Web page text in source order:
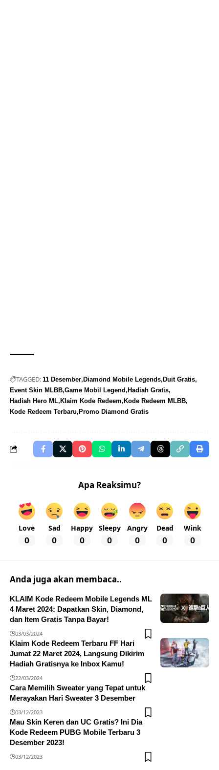
TAGGED: 11 Desember Diamond Mobile Legends Duit Gratis
Event Skin MLBB Game Mobil Legend Hadiah Gratis
Hadiah Hero ML Klaim Kode Redeem Kode Redeem MLBB
Kode Redeem Terbaru Promo Diamond Gratis
Apa Reaksimu?
Love
0
Sad
0
Happy
0
Sleepy
0
Angry
0
Dead
0
Wink
0
Anda juga akan membaca..
KLAIM Kode Redeem Mobile Legends ML
4 Maret 2024: Dapatkan Skin, Diamond,
dan Item Gratis Tanpa Bayar!
03/03/2024
Klaim Kode Redeem Terbaru FF Hari
Jumat 22 Maret 2024, Langsung Dikirim
Hadiah Gratisnya ke Inbox Kamu!
22/03/2024
Cara Memilih Sweater yang Tepat untuk
Merayakan Hari Sweater 3 Desember
03/12/2023
Mau Skin Keren dan UC Gratis? Ini Dia
Kode Redeem PUBG Mobile Terbaru 3
Desember 2023!
03/12/2023